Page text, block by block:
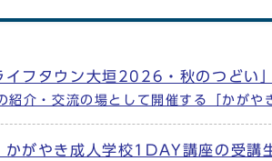
ュー
イフタウン大垣2026・秋のつどい
紹介・交流の場として開催する「かが
かがやき成人学校1DAY講座の受講